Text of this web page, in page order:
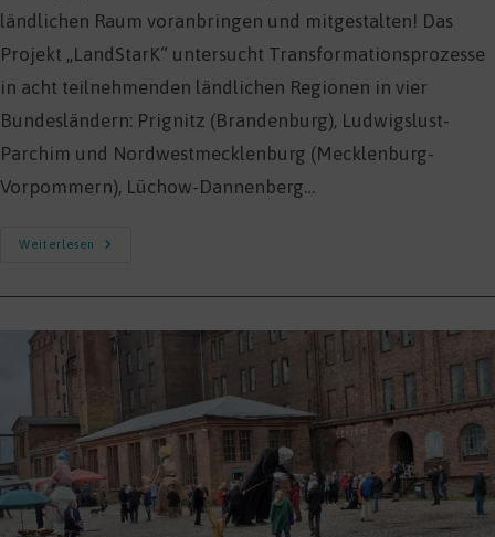
ländlichen Raum voranbringen und mitgestalten! Das
Projekt „LandStarK“ untersucht Transformationsprozesse
in acht teilnehmenden ländlichen Regionen in vier
Bundesländern: Prignitz (Brandenburg), Ludwigslust-
Parchim und Nordwestmecklenburg (Mecklenburg-
Vorpommern), Lüchow-Dannenberg…
Weiterlesen
LandStarK
Mitgestalten!